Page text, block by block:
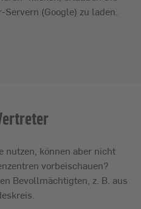
(Google) zu laden.
nutzen, können aber nicht
vorbeischauen?
Bevollmächtigten, z. B. aus